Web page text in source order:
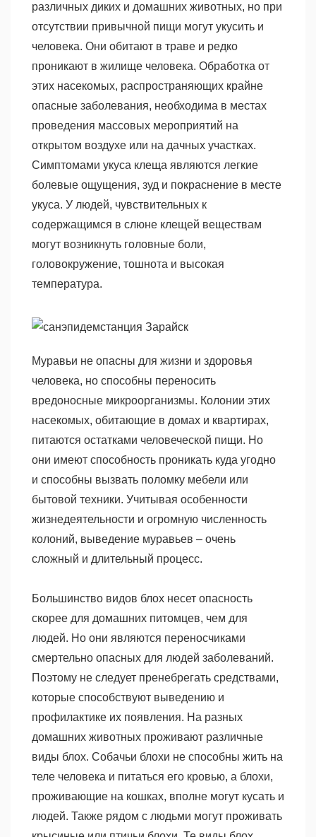
различных диких и домашних животных, но при
отсутствии привычной пищи могут укусить и
человека. Они обитают в траве и редко
проникают в жилище человека. Обработка от
этих насекомых, распространяющих крайне
опасные заболевания, необходима в местах
проведения массовых мероприятий на
открытом воздухе или на дачных участках.
Симптомами укуса клеща являются легкие
болевые ощущения, зуд и покраснение в месте
укуса. У людей, чувствительных к
содержащимся в слюне клещей веществам
могут возникнуть головные боли,
головокружение, тошнота и высокая
температура.
Муравьи не опасны для жизни и здоровья
человека, но способны переносить
вредоносные микроорганизмы. Колонии этих
насекомых, обитающие в домах и квартирах,
питаются остатками человеческой пищи. Но
они имеют способность проникать куда угодно
и способны вызвать поломку мебели или
бытовой техники. Учитывая особенности
жизнедеятельности и огромную численность
колоний, выведение муравьев – очень
сложный и длительный процесс.
Большинство видов блох несет опасность
скорее для домашних питомцев, чем для
людей. Но они являются переносчиками
смертельно опасных для людей заболеваний.
Поэтому не следует пренебрегать средствами,
которые способствуют выведению и
профилактике их появления. На разных
домашних животных проживают различные
виды блох. Собачьи блохи не способны жить на
теле человека и питаться его кровью, а блохи,
проживающие на кошках, вполне могут кусать и
людей. Также рядом с людьми могут проживать